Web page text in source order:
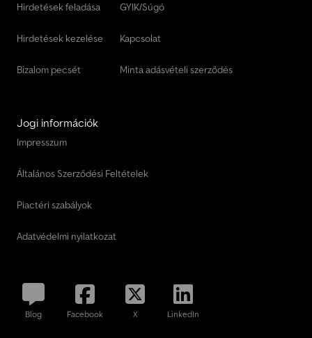
Hirdetések feladása
Hirdetések kezelése
Bizalom pecsét
GYIK/Súgó
Kapcsolat
Minta adásvételi szerződés
Jogi információk
Impresszum
Általános Szerződési Feltételek
Piactéri szabályok
Adatvédelmi nyilatkozat
Blog Facebook X LinkedIn